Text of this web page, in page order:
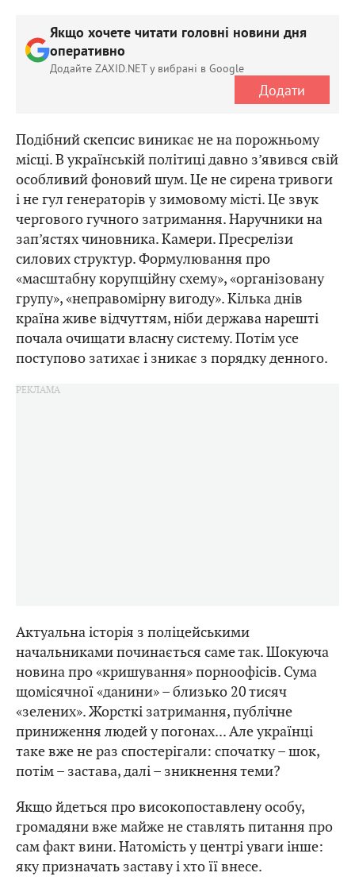
Якщо хочете читати головні новини дня
оперативно
Додайте ZAXID.NET у вибрані в Google
Додати
Подібний скепсис виникає не на порожньому
місці. В українській політиці давно з’явився свій
особливий фоновий шум. Це не сирена тривоги
і не гул генераторів у зимовому місті. Це звук
чергового гучного затримання. Наручники на
зап’ястях чиновника. Камери. Пресрелізи
силових структур. Формулювання про
«масштабну корупційну схему», «організовану
групу», «неправомірну вигоду». Кілька днів
країна живе відчуттям, ніби держава нарешті
почала очищати власну систему. Потім усе
поступово затихає і зникає з порядку денного.
Актуальна історія з поліцейськими
начальниками починається саме так. Шокуюча
новина про «кришування» порноофісів. Сума
щомісячної «данини» – близько 20 тисяч
«зелених». Жорсткі затримання, публічне
приниження людей у погонах... Але українці
таке вже не раз спостерігали: спочатку – шок,
потім – застава, далі – зникнення теми?
Якщо йдеться про високопоставлену особу,
громадяни вже майже не ставлять питання про
сам факт вини. Натомість у центрі уваги інше:
яку призначать заставу і хто її внесе.